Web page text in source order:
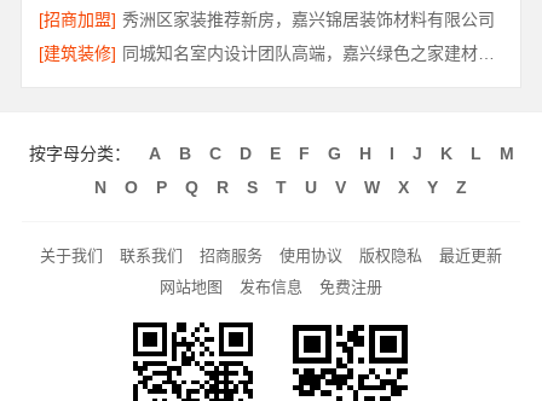
[招商加盟] 秀洲区家装推荐新房，嘉兴锦居装饰材料有限公司
[建筑装修]
同城知名室内设计团队高端，嘉兴绿色之家建材科技有限公司
按字母分类： A B C D E F G H I J K L
M
N
O P Q R S T U V W X Y Z
关于我们 联系我们 招商服务 使用协议 版权隐私
最近更新
网站地图
发布信息 免费注册